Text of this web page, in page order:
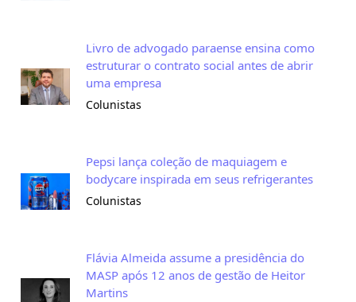
Livro de advogado paraense ensina como
estruturar o contrato social antes de abrir
uma empresa
Colunistas
Pepsi lança coleção de maquiagem e
bodycare inspirada em seus refrigerantes
Colunistas
Flávia Almeida assume a presidência do
MASP após 12 anos de gestão de Heitor
Martins